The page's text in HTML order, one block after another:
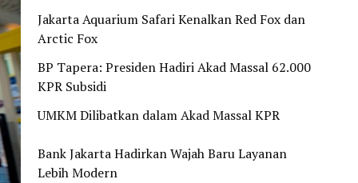
Jakarta Aquarium Safari Kenalkan Red Fox dan
Arctic Fox
BP Tapera: Presiden Hadiri Akad Massal 62.000
KPR Subsidi
UMKM Dilibatkan dalam Akad Massal KPR
Bank Jakarta Hadirkan Wajah Baru Layanan
Lebih Modern